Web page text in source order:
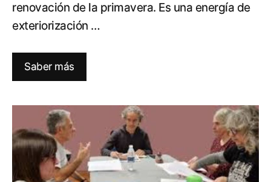
renovación de la primavera. Es una energía de
exteriorización …
Saber más